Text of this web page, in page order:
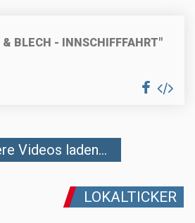
& BLECH - INNSCHIFFFAHRT"
Videos laden...
LOKALTICKER